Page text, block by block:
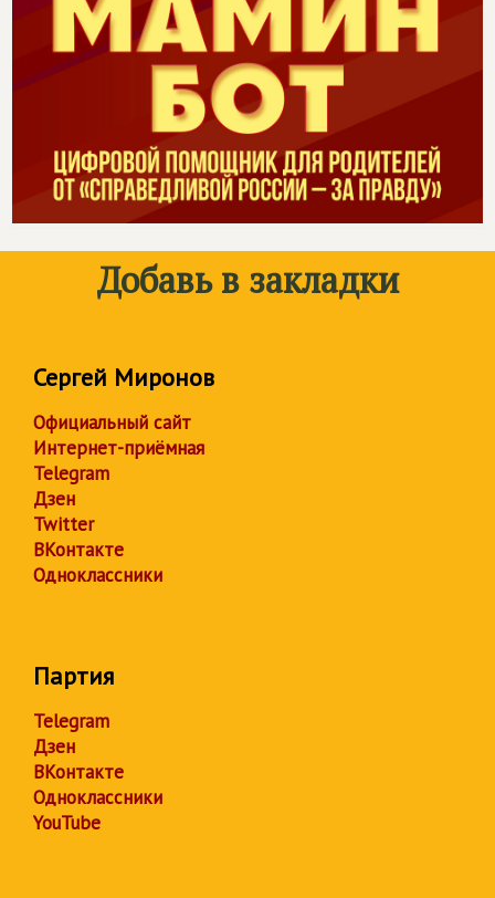
Добавь в закладки
Сергей Миронов
Официальный сайт
Интернет-приёмная
Telegram
Дзен
Twitter
ВКонтакте
Одноклассники
Партия
Telegram
Дзен
ВКонтакте
Одноклассники
YouTube